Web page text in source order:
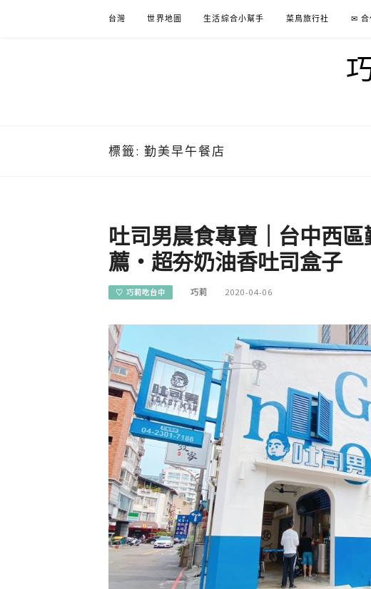
台灣 世界地圖 生活綜合小幫手 菜鳥旅行社 ✉ 合
標籤: 勤美早午餐店
吐司男晨食專賣｜台中西
薦・超夯奶油香吐司盒子
♡ 巧莉吃台中 巧莉 2020-04-06